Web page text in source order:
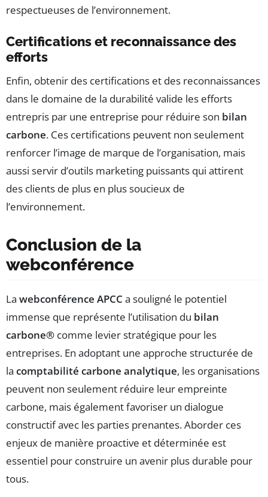
respectueuses de l’environnement.
Certifications et reconnaissance des
efforts
Enfin, obtenir des certifications et des reconnaissances
dans le domaine de la durabilité valide les efforts
entrepris par une entreprise pour réduire son bilan
carbone. Ces certifications peuvent non seulement
renforcer l’image de marque de l’organisation, mais
aussi servir d’outils marketing puissants qui attirent
des clients de plus en plus soucieux de
l’environnement.
Conclusion de la
webconférence
La webconférence APCC a souligné le potentiel
immense que représente l’utilisation du bilan
carbone® comme levier stratégique pour les
entreprises. En adoptant une approche structurée de
la comptabilité carbone analytique, les organisations
peuvent non seulement réduire leur empreinte
carbone, mais également favoriser un dialogue
constructif avec les parties prenantes. Aborder ces
enjeux de manière proactive et déterminée est
essentiel pour construire un avenir plus durable pour
tous.